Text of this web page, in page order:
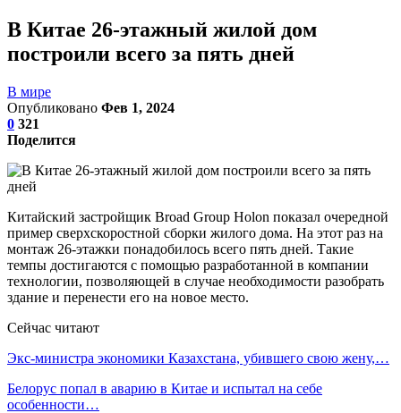
В Китае 26-этажный жилой дом
построили всего за пять дней
В мире
Опубликовано Фев 1, 2024
0 321
Поделится
Китайский застройщик Broad Group Holon показал очередной
пример сверхскоростной сборки жилого дома. На этот раз на
монтаж 26-этажки понадобилось всего пять дней. Такие
темпы достигаются с помощью разработанной в компании
технологии, позволяющей в случае необходимости разобрать
здание и перенести его на новое место.
Сейчас читают
Экс-министра экономики Казахстана, убившего свою жену,…
Белорус попал в аварию в Китае и испытал на себе
особенности…